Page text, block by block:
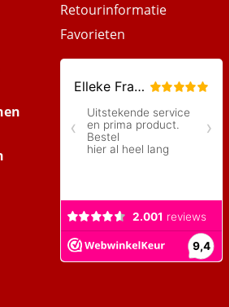
Retourinformatie
Favorieten